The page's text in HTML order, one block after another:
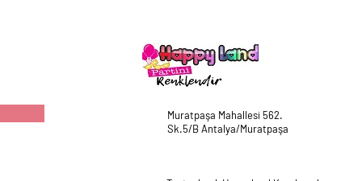
Muratpaşa Mahallesi 562.
Sk.5/B Antalya/Muratpaşa